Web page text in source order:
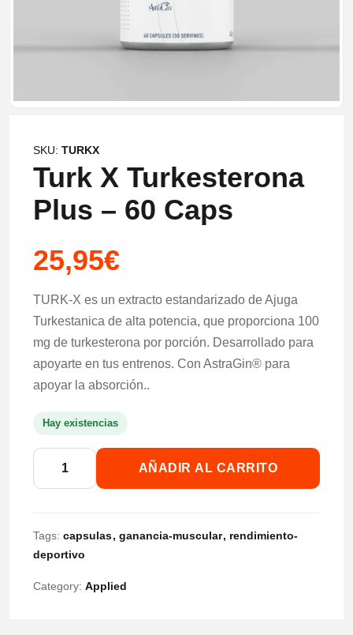
SKU: TURKX
Turk X Turkesterona
Plus – 60 Caps
25,95€
TURK-X es un extracto estandarizado de Ajuga
Turkestanica de alta potencia, que proporciona 100
mg de turkesterona por porción. Desarrollado para
apoyarte en tus entrenos. Con AstraGin® para
apoyar la absorción..
Hay existencias
Caps
AÑADIR AL CARRITO
Tags: capsulas ganancia-muscular
rendimiento-
deportivo
Category: Applied